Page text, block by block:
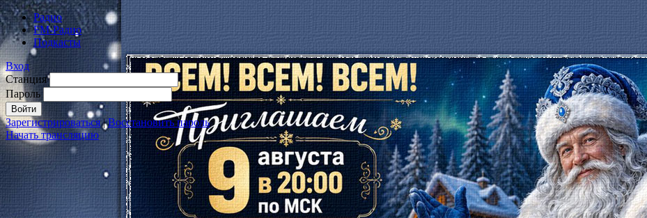
Радио
FM-Радио
Подкасты
Вход
Станция
Пароль
Зарегистрироваться|Восстановить пароль
Начать трансляцию